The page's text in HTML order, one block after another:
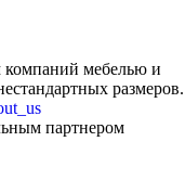
компаний мебелью и
размеров.
партнером